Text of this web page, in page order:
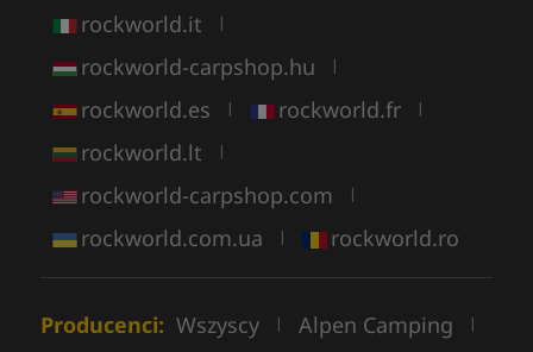
rockworld.it |
rockworld-carpshop.hu |
rockworld.es | rockworld.fr |
rockworld.lt |
rockworld-carpshop.com |
rockworld.com.ua | rockworld.ro
Producenci: Wszyscy | Alpen Camping |